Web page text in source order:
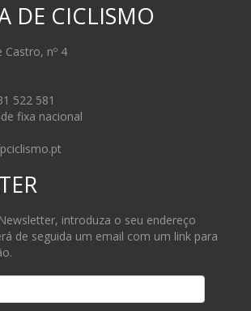
DE CICLISMO
Castro, nº 4
522 581
fixa nacional
introduza o seu endereço
de seguida um email com um link para